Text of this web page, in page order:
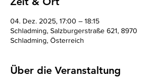
04. Dez. 2025, 17:00 – 18:15
Schladming, Salzburgerstraße 621, 8970
Schladming, Österreich
Über die Veranstaltung